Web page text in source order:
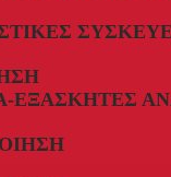
ΕΞΑΣΚΗΤΈΣ